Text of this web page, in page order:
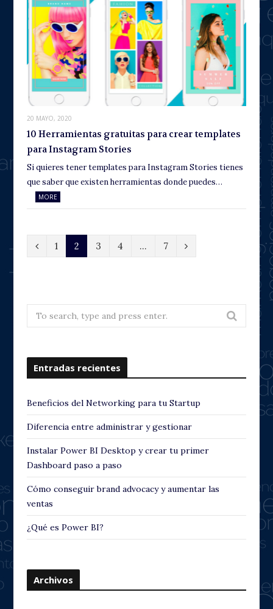
20 MAYO, 2020
10 Herramientas gratuitas para crear templates
para Instagram Stories
Si quieres tener templates para Instagram Stories tienes
que saber que existen herramientas donde puedes…
MORE
P
i
u
1 2 3 4 … 7
N
Search
for:
Entradas recientes
Beneficios del Networking para tu Startup
Diferencia entre administrar y gestionar
Instalar Power BI Desktop y crear tu primer
Dashboard paso a paso
Cómo conseguir brand advocacy y aumentar las
ventas
¿Qué es Power BI?
Archivos